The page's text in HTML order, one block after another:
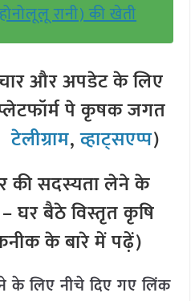
रानी) की खेती
और अपडेट के लिए
पे कृषक जगत
टेलीग्राम,व्हाट्सएप्प)
सदस्यता लेने के
घर बैठे विस्तृत कृषि
के बारे में पढ़ें)
लिए नीचे दिए गए लिंक